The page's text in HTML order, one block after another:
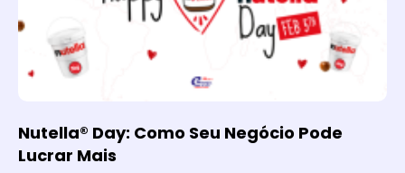
Nutella® Day: Como Seu Negócio Pode
Lucrar Mais